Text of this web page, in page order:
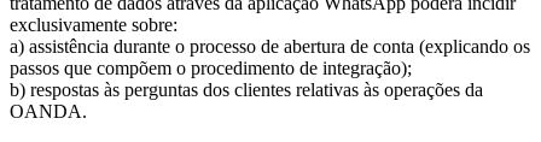
exclusivamente sobre:
a) assistência durante o processo de abertura de conta (explicando os
passos que compõem o procedimento de integração);
b) respostas às perguntas dos clientes relativas às operações da
OANDA.